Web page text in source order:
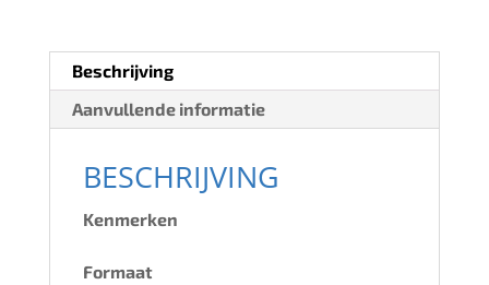
Beschrijving
Aanvullende informatie
BESCHRIJVING
Kenmerken
Formaat